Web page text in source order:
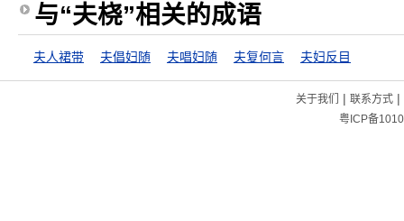
与“夫桡”相关的成语
夫人裙带 夫倡妇随 夫唱妇随 夫复何言 夫妇反目
关于我们 | 联系方式|
粤ICP备